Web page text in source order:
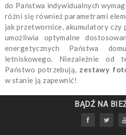
do Państwa indywidualnych
różni się również parametrami
jak przetwornice, akumulatory
umożliwia optymalne
energetycznych Państwa
letniskowego. Niezależnie od
Państwo potrzebują, zestawy
w stanie ją zapewnić!
BĄDŹ NA